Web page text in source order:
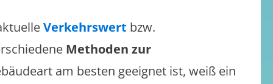
Verkehrswert bzw.
Methoden zur
am besten geeignet ist, weiß ein